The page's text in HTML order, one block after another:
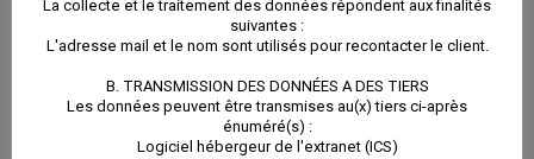
RETOUR AUX ACTUALITÉS
Le 13 août 2020 à 09:27 | infos pratiques
La collecte et le traitement des données répondent aux finalités
suivantes :
L'adresse mail et le nom sont utilisés pour recontacter le client.
B. TRANSMISSION DES DONNÉES A DES TIERS
Les données peuvent être transmises au(x) tiers ci-après
énuméré(s) :
Logiciel hébergeur de l'extranet (ICS)